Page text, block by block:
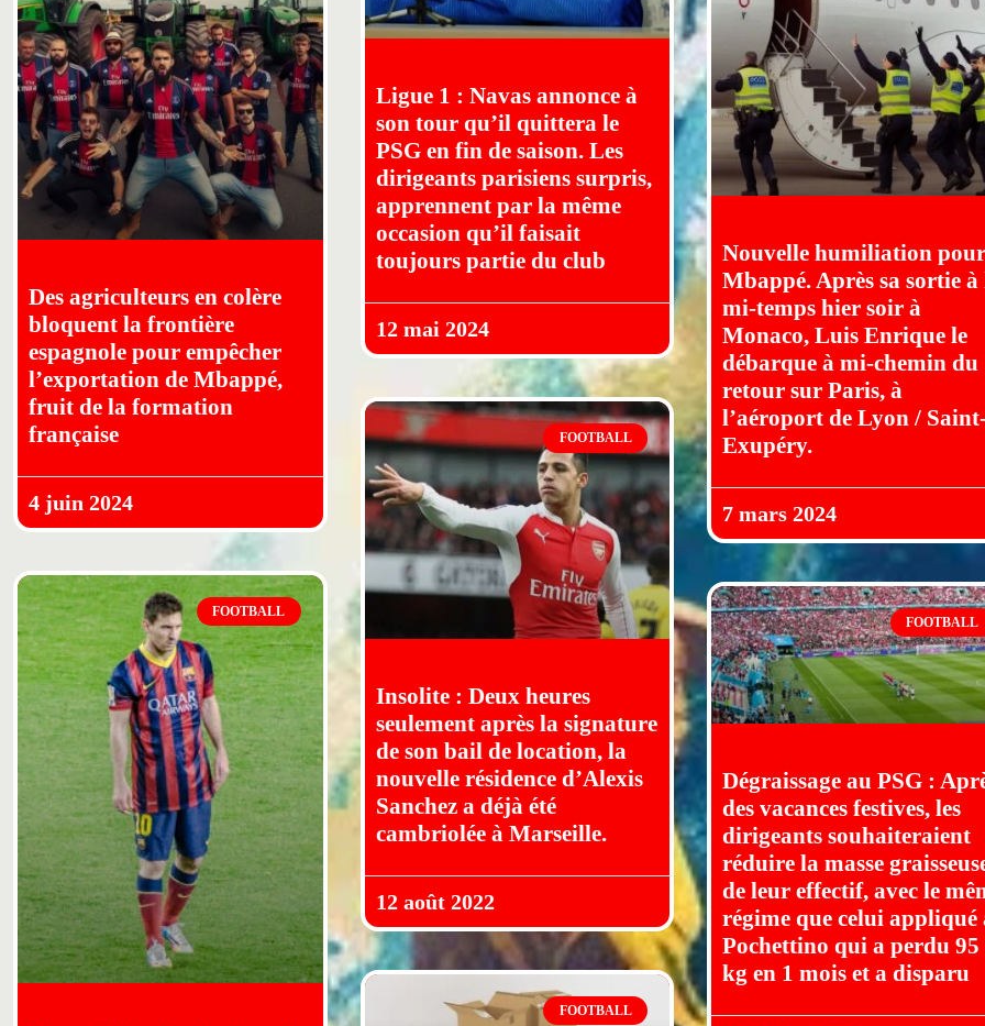
Des agriculteurs en colère
bloquent la frontière
espagnole pour empêcher
l’exportation de Mbappé,
fruit de la formation
française
4 juin 2024
Ligue 1 : Navas annonce à
son tour qu’il quittera le
PSG en fin de saison. Les
dirigeants parisiens surpris,
apprennent par la même
occasion qu’il faisait
toujours partie du club
12 mai 2024
Nouvelle humiliation
Mbappé. Après sa sortie à
mi-temps hier soir à
Monaco, Luis Enrique le
débarque à mi-chemin du
retour sur Paris, à
l’aéroport de Lyon /
Exupéry.
7 mars 2024
FOOTBALL
FOOTBALL
Insolite : Deux heures
seulement après la signature
de son bail de location, la
nouvelle résidence d’Alexis
Sanchez a déjà été
cambriolée à Marseille.
12 août 2022
FOOTBALL
Dégraissage au PSG :
des vacances festives, les
dirigeants souhaiteraient
réduire la masse
de leur effectif, avec le
régime que celui appliqué
Pochettino qui a perdu 95
kg en 1 mois et a disparu
FOOTBALL